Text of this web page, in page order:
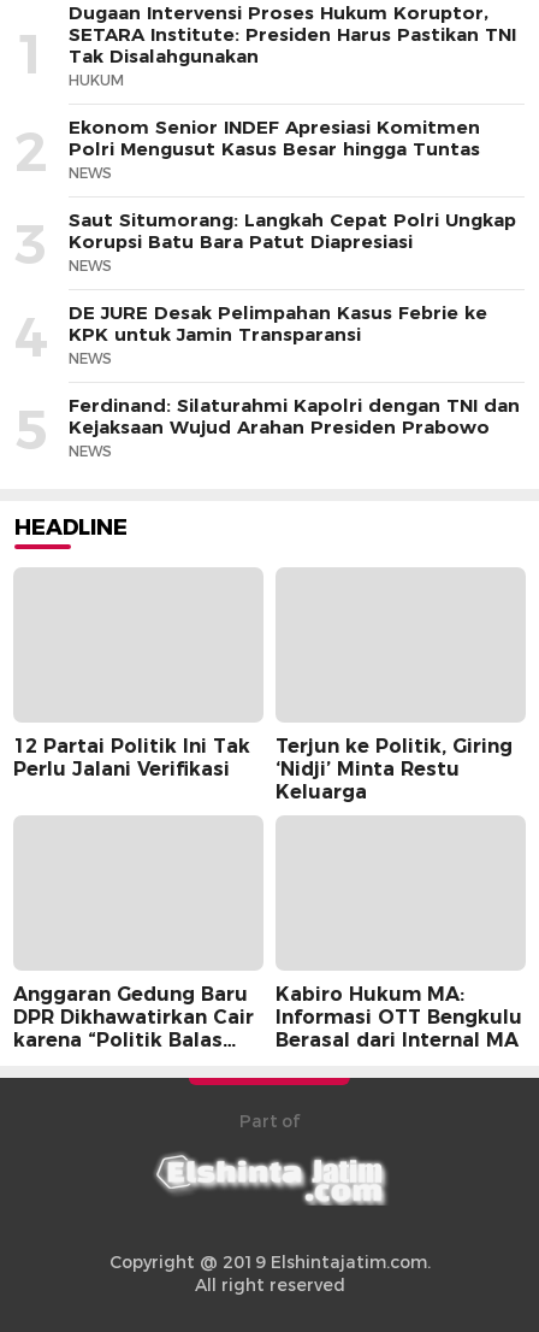
1
Dugaan Intervensi Proses Hukum Koruptor,
SETARA Institute: Presiden Harus Pastikan TNI
Tak Disalahgunakan
HUKUM
2
Ekonom Senior INDEF Apresiasi Komitmen
Polri Mengusut Kasus Besar hingga Tuntas
NEWS
3
Saut Situmorang: Langkah Cepat Polri Ungkap
Korupsi Batu Bara Patut Diapresiasi
NEWS
4
DE JURE Desak Pelimpahan Kasus Febrie ke
KPK untuk Jamin Transparansi
NEWS
5
Ferdinand: Silaturahmi Kapolri dengan TNI dan
Kejaksaan Wujud Arahan Presiden Prabowo
NEWS
HEADLINE
12 Partai Politik Ini Tak
Perlu Jalani Verifikasi
Terjun ke Politik, Giring
‘Nidji’ Minta Restu
Keluarga
Anggaran Gedung Baru
DPR Dikhawatirkan Cair
karena “Politik Balas
Kabiro Hukum MA:
Informasi OTT Bengkulu
Berasal dari Internal MA
Part of
Copyright @ 2019 Elshintajatim.com.
All right reserved